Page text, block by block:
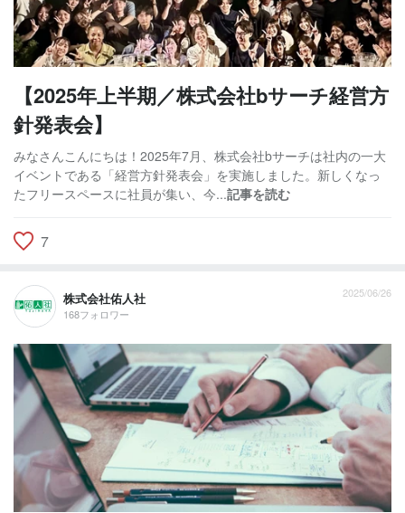
【2025年上半期／株式会社bサーチ経営方
針発表会】
みなさんこんにちは！2025年7月、株式会社bサーチは社内の一大
イベントである「経営方針発表会」を実施しました。新しくなっ
たフリースペースに社員が集い、今...記事を読む
7
株式会社佑人社
168フォロワー
2025/06/26